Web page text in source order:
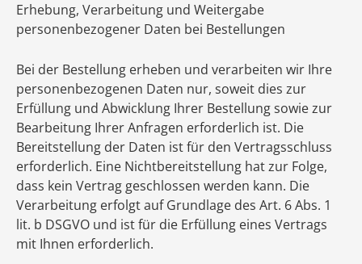
Erhebung, Verarbeitung und Weitergabe
personenbezogener Daten bei Bestellungen
Bei der Bestellung erheben und verarbeiten wir Ihre
personenbezogenen Daten nur, soweit dies zur
Erfüllung und Abwicklung Ihrer Bestellung sowie zur
Bearbeitung Ihrer Anfragen erforderlich ist. Die
Bereitstellung der Daten ist für den Vertragsschluss
erforderlich. Eine Nichtbereitstellung hat zur Folge,
dass kein Vertrag geschlossen werden kann. Die
Verarbeitung erfolgt auf Grundlage des Art. 6 Abs. 1
lit. b DSGVO und ist für die Erfüllung eines Vertrags
mit Ihnen erforderlich.